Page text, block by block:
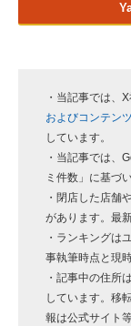
・当記事では、
およびコンテン
しています。
・当記事では、
ミ件数」に基づ
・閉店した店舗
があります。最
・ランキングは
事執筆時点と現
・記事中の住所
しています。移
報は公式サイト